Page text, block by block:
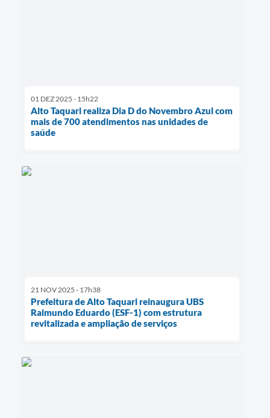
01 DEZ 2025 - 15h22
Alto Taquari realiza Dia D do Novembro Azul com
mais de 700 atendimentos nas unidades de
saúde
21 NOV 2025 - 17h38
Prefeitura de Alto Taquari reinaugura UBS
Raimundo Eduardo (ESF-1) com estrutura
revitalizada e ampliação de serviços